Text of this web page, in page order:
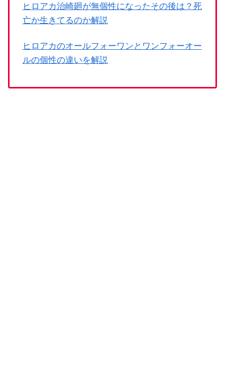
ヒロアカ治崎廻が無個性になったその後は？死
亡か生きてるのか解説
ヒロアカのオールフォーワンとワンフォーオー
ルの個性の違いを解説